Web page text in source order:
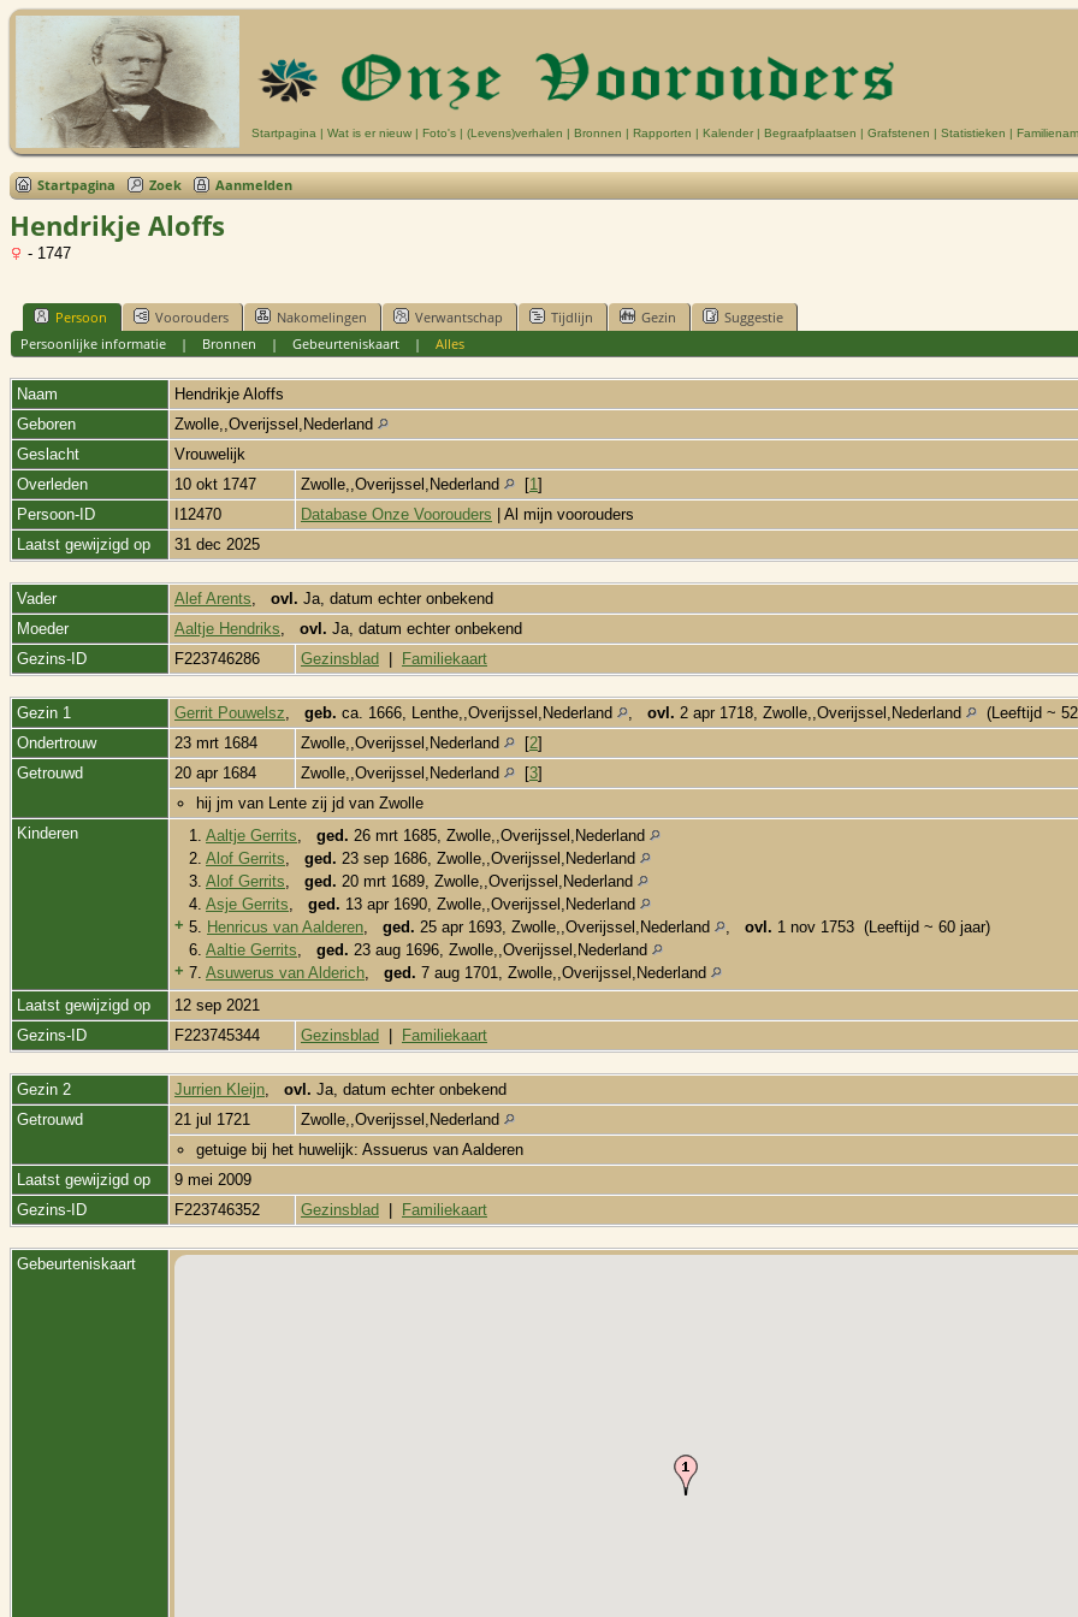
Startpagina | Wat is er nieuw | Foto's | (Levens)verhalen | Bronnen | Rapporten | Kalender | Begraafplaatsen | Grafstenen | Statistieken |
Startpagina Zoek Aanmelden
Hendrikje Aloffs
- 1747
Persoon Voorouders Nakomelingen Verwantschap Tijdlijn Gezin
Suggestie
Persoonlijke informatie| Bronnen | Gebeurteniskaart| Alles
Naam
Hendrikje Aloffs
Geboren
Zwolle,,Overijssel,Nederland
Geslacht
Vrouwelijk
Overleden
10 okt 1747 Zwolle,,Overijssel,Nederland [1]
Persoon-ID
I12470 Database Onze Voorouders | Al mijn voorouders
Laatst gewijzigd op
31 dec 2025
Vader Alef Arents, ovl. Ja, datum echter onbekend
Moeder
Aaltje Hendriks, ovl. Ja, datum echter onbekend
Gezins-ID
F223746286 Gezinsblad Familiekaart
Gezin 1 Gerrit Pouwelsz, geb. ca. 1666, Lenthe,,Overijssel,Nederland , ovl. 2 apr 1718, Zwolle,,Overijssel,Nederland
(Leeftijd ~
Ondertrouw
23 mrt 1684 Zwolle,,Overijssel,Nederland [2]
Getrouwd
20 apr 1684 Zwolle,,Overijssel,Nederland [3]
hij jm van Lente zij jd van Zwolle
Kinderen
1. Aaltje Gerrits, ged. 26 mrt 1685, Zwolle,,Overijssel,Nederland
2. Alof Gerrits, ged. 23 sep 1686, Zwolle,,Overijssel,Nederland
3. Alof Gerrits, ged. 20 mrt 1689, Zwolle,,Overijssel,Nederland
4. Asje Gerrits, ged. 13 apr 1690, Zwolle,,Overijssel,Nederland
+ 5. Henricus van Aalderen, ged. 25 apr 1693, Zwolle,,Overijssel,Nederland , ovl. 1 nov 1753 (Leeftijd ~ 60 jaar)
6. Aaltie Gerrits, ged. 23 aug 1696, Zwolle,,Overijssel,Nederland
+ 7. Asuwerus van Alderich, ged. 7 aug 1701, Zwolle,,Overijssel,Nederland
Laatst gewijzigd op
12 sep 2021
Gezins-ID
F223745344 Gezinsblad Familiekaart
Gezin 2 Jurrien Kleijn, ovl. Ja, datum echter onbekend
Getrouwd
21 jul 1721
Zwolle,,Overijssel,Nederland
getuige bij het huwelijk: Assuerus van Aalderen
Laatst gewijzigd op
9 mei 2009
Gezins-ID
F223746352 Gezinsblad Familiekaart
Gebeurteniskaart